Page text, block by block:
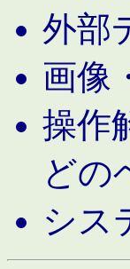
外部
画像
操作
どの
シス